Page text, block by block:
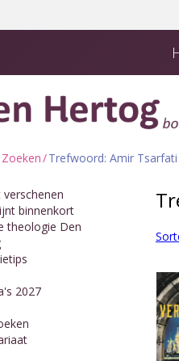
Zoeken/Trefwoord: Amir Tsarfati
binnenkort
theologie Den
2027